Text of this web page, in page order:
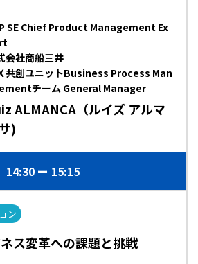
SE Chief Product Management Ex
会社商船三井
共創ユニットBusiness Process Man
チーム General Manager
ALMANCA（ルイズ アルマ
)
14:30 15:15
ン
ス変革への課題と挑戦